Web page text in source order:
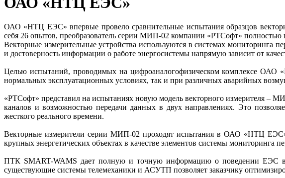
ОАО «НТЦ ЕЭС» впервые провело сравнительные испытания образцов
себя 26 опытов, преобразователь серии МИП-02 компании «РТСофт» полностью
Векторные измерительные устройства используются в системах
и достоверность информации о работе энергосистемы напрямую зависит от
Целью испытаний, проводимых на цифроаналогофизическом комплексе ОАО
нормальных эксплуатационных условиях, так и при различных аварийных
«РТСофт» представил на испытаниях новую модель векторного измерителя –
каналов и возможностью передачи данных в двух направлениях. Это
жесткого реального времени.
Векторные измерители серии МИП-02 проходят испытания в ОАО «НТЦ
крупных энергетических объектах в качестве элементов системы
ПТК SMART-WAMS дает полную и точную информацию о поведении ЕЭС в
существующие системы телемеханики и АСУТП позволяет заказчику